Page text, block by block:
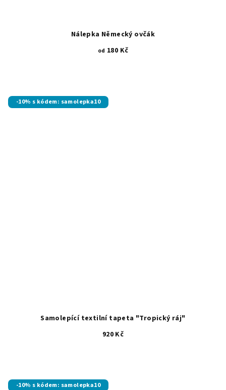
Nálepka Německý ovčák
od 180 Kč
-10% s kódem: samolepka10
Samolepící textilní tapeta "Tropický ráj"
920 Kč
-10% s kódem: samolepka10